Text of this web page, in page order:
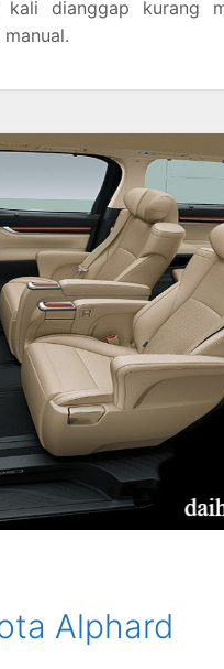
dianggap kurang
Alphard